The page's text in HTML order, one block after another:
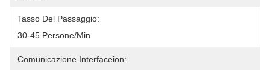
Tasso Del Passaggio:
30-45 Persone/Min
Comunicazione Interfaceion: